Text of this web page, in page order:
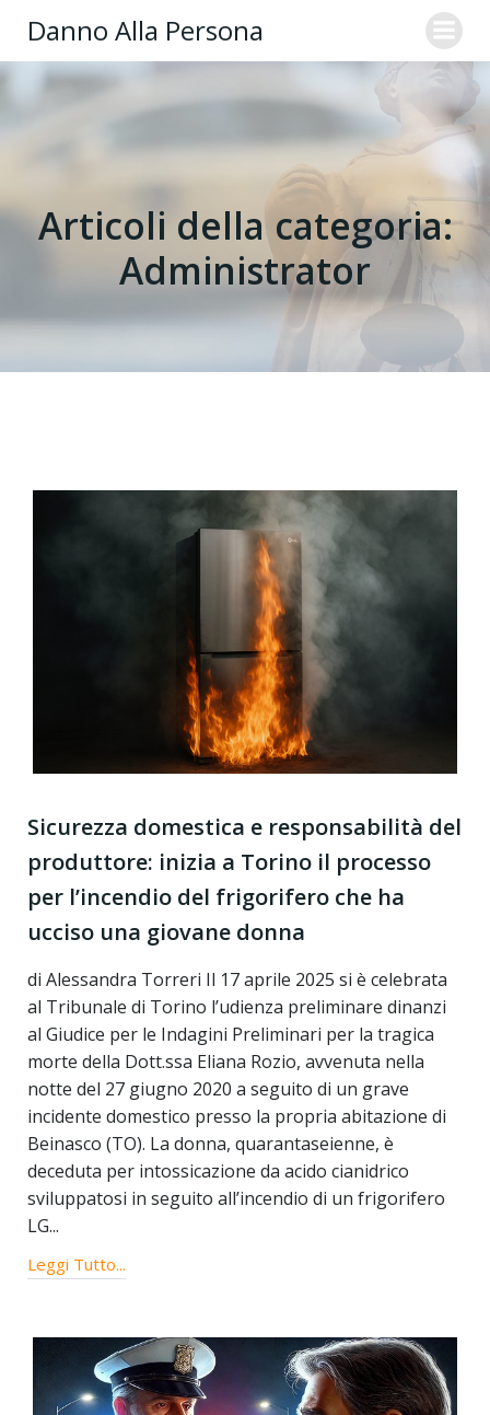
Danno Alla Persona
Articoli della categoria:
Administrator
Sicurezza domestica e responsabilità del
produttore: inizia a Torino il processo
per l’incendio del frigorifero che ha
ucciso una giovane donna
di Alessandra Torreri Il 17 aprile 2025 si è celebrata
al Tribunale di Torino l’udienza preliminare dinanzi
al Giudice per le Indagini Preliminari per la tragica
morte della Dott.ssa Eliana Rozio, avvenuta nella
notte del 27 giugno 2020 a seguito di un grave
incidente domestico presso la propria abitazione di
Beinasco (TO). La donna, quarantaseienne, è
deceduta per intossicazione da acido cianidrico
sviluppatosi in seguito all’incendio di un frigorifero
LG...
Leggi Tutto...